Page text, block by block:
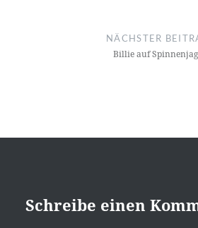
NÄCHSTER
Billie auf
Schreibe einen